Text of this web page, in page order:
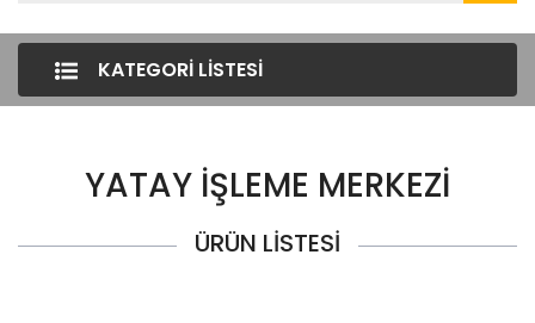
KATEGORI LISTESI
YATAY İŞLEME MERKEZI
ÜRÜN LISTESI